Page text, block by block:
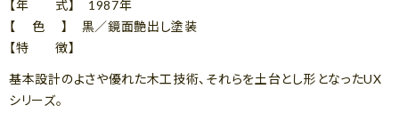
【年 式】 1987年
【 色 】 黒／鏡面艶出し塗装
【特 徴】
基本設計のよさや優れた木工技術、それらを土台とし形となったUX
シリーズ。